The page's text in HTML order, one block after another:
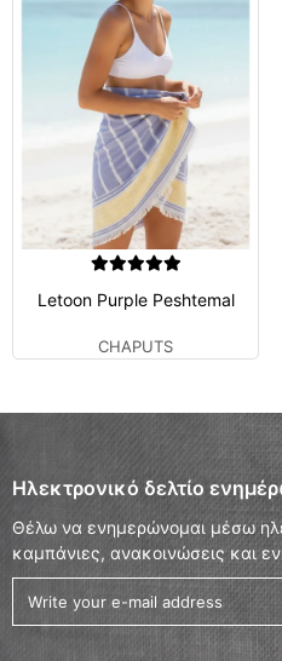
Letoon Purple Peshtemal
CHAPUTS
Ηλεκτρονικό δελτίο
Θέλω να ενημερώνομαι μέσω
καμπάνιες, ανακοινώσεις και